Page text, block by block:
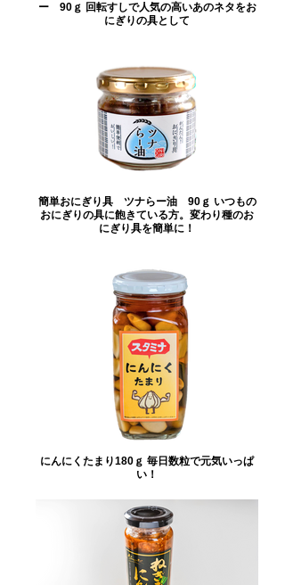
ー 90ｇ 回転すしで人気の高いあのネタをお
にぎりの具として
簡単おにぎり具 ツナらー油 90ｇ いつもの
おにぎりの具に飽きている方。変わり種のお
にぎり具を簡単に！
にんにくたまり180ｇ 毎日数粒で元気いっぱ
い！